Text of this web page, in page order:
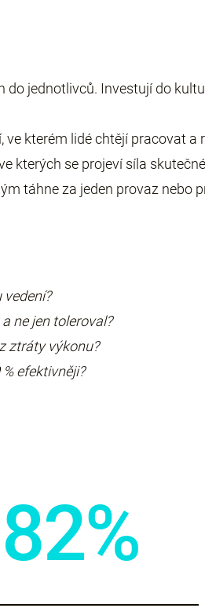
jednotlivců. Investují do
kterém lidé chtějí pracovat
kterých se projeví síla
táhne za jeden provaz nebo
ne jen toleroval?
ztráty výkonu?
efektivněji?
82%